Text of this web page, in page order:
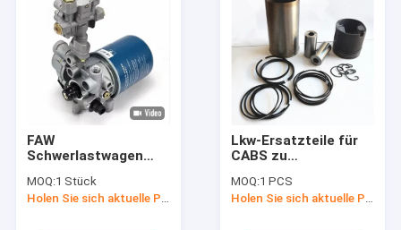
FAW
Schwerlastwagen
Lufttrocknerpatrone
Montage 3511015-
MOQ:1 Stück
Holen Sie sich aktuelle Preis
Lkw-Ersatzteile für
CABS zu
Preisen von Shacman
Howo FOTON FAW
MOQ:1 PCS
Holen Sie sich aktuelle Preis